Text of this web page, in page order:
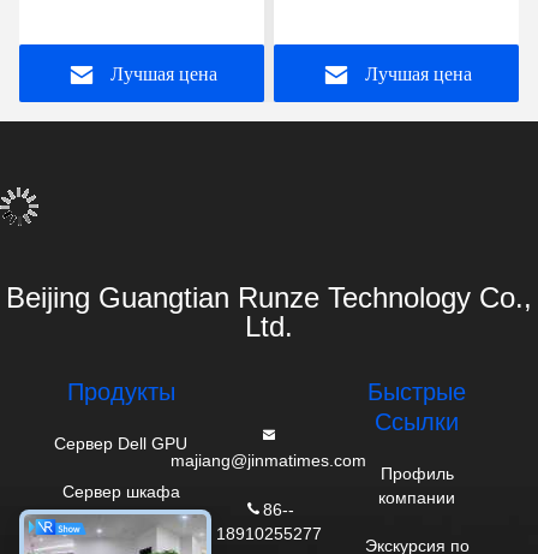
2600 V3 V4
Лучшая цена
869845-B21 8164 P408I-
Лучшая цена
Beijing Guangtian Runze Technology Co.,
Ltd.
Продукты
Сервер Dell GPU
Сервер шкафа
HPE
majiang@jinmatimes.com
86--
18910255277
Быстрые
Ссылки
Профиль
компании
Экскурсия по